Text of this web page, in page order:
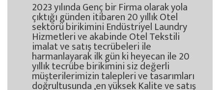
2023 yılında Genç bir Firma olarak yola
çıktığı günden itibaren 20 yıllık Otel
sektörü birikimini Endüstriyel Laundry
Hizmetleri ve akabinde Otel Tekstili
imalat ve satış tecrübeleri ile
harmanlayarak ilk gün ki heyecan ile 20
yıllık tecrübe birikimini siz değerli
müşterilerimizin talepleri ve tasarımları
doğrultusunda ,en yüksek Kalite ve satış